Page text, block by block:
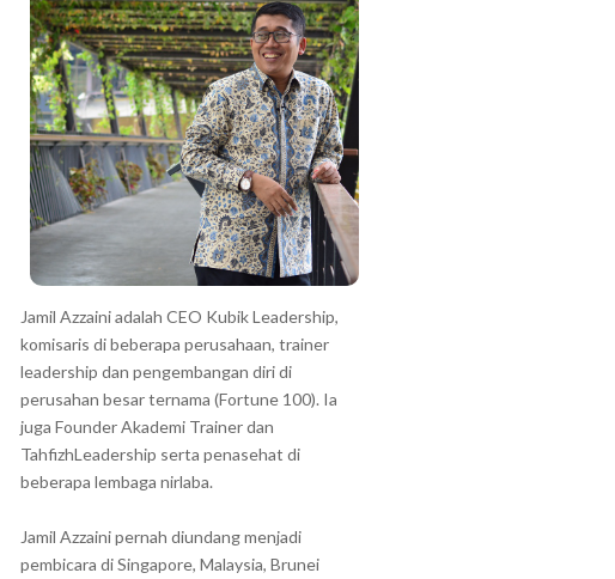
Jamil Azzaini adalah CEO Kubik Leadership,
komisaris di beberapa perusahaan, trainer
leadership dan pengembangan diri di
perusahan besar ternama (Fortune 100). Ia
juga Founder Akademi Trainer dan
TahfizhLeadership serta penasehat di
beberapa lembaga nirlaba.
Jamil Azzaini pernah diundang menjadi
pembicara di Singapore, Malaysia, Brunei